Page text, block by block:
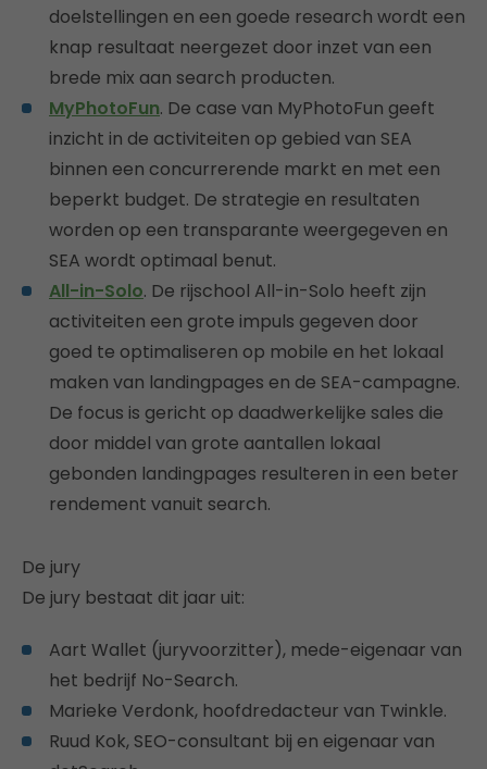
doelstellingen en een goede research wordt een
knap resultaat neergezet door inzet van een
brede mix aan search producten.
MyPhotoFun. De case van MyPhotoFun geeft
inzicht in de activiteiten op gebied van SEA
binnen een concurrerende markt en met een
beperkt budget. De strategie en resultaten
worden op een transparante weergegeven en
SEA wordt optimaal benut.
All-in-Solo. De rijschool All-in-Solo heeft zijn
activiteiten een grote impuls gegeven door
goed te optimaliseren op mobile en het lokaal
maken van landingpages en de SEA-campagne.
De focus is gericht op daadwerkelijke sales die
door middel van grote aantallen lokaal
gebonden landingpages resulteren in een beter
rendement vanuit search.
De jury
De jury bestaat dit jaar uit:
Aart Wallet (juryvoorzitter), mede-eigenaar van
het bedrijf No-Search.
Marieke Verdonk, hoofdredacteur van Twinkle.
Ruud Kok, SEO-consultant bij en eigenaar van